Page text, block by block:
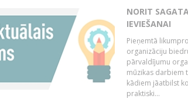
NORIT
IEVIEŠANAI
Pieņemtā
organizāciju
pārvaldījumu
mūzikas darbiem
kādiem jāatbilst
praktiski...